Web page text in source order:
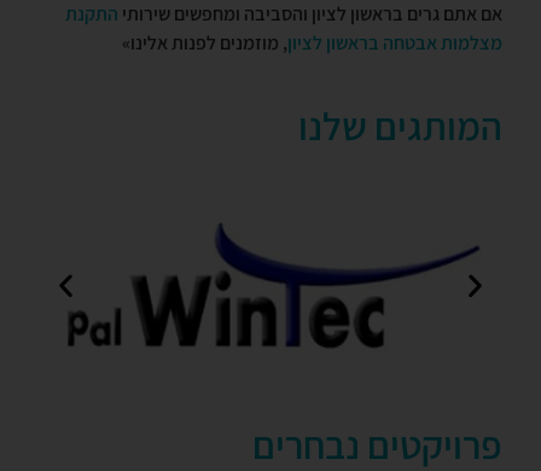
אם אתם גרים בראשון לציון והסביבה ומחפשים שירותי התקנת
מצלמות אבטחה בראשון לציון, מוזמנים לפנות אלינו»
המותגים שלנו
פרויקטים נבחרים